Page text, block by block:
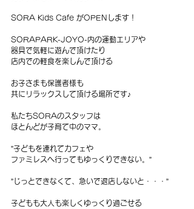
SORA Kids Cafe がOPENします！
SORAPARK-JOYO-内の運動エリアや
器具で気軽に遊んで頂けたり
店内での軽食を楽しんで頂ける
お子さまも保護者様も
共にリラックスして頂ける場所です♪
私たちSORAのスタッフは
ほとんどが子育て中のママ。
”子どもを連れてカフェや
ファミレスへ行ってもゆっくりできない。”
”じっとできなくて、急いで退店しないと・・・”
子どもも大人も楽しくゆっくり過ごせる